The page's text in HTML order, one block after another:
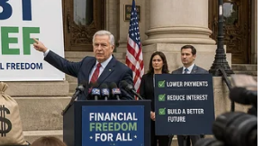
Quân sự - Quốc phòng
Vũ khí